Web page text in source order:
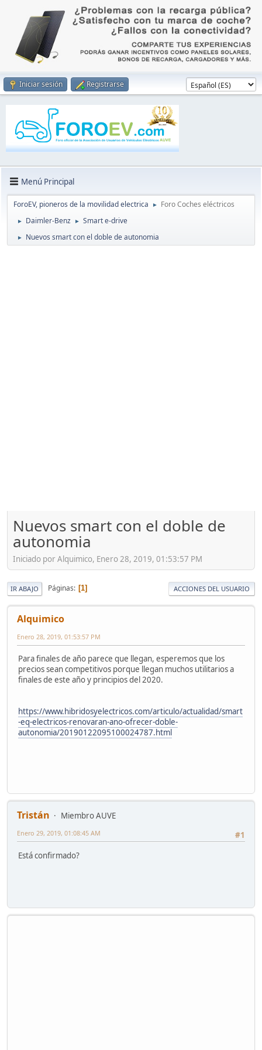
Iniciar sesión Registrarse
Menú Principal
ForoEV, pioneros de la movilidad electrica ► Foro Coches eléctricos
► Daimler-Benz ► Smart e-drive
► Nuevos smart con el doble de autonomia
Nuevos smart con el doble de
autonomia
Iniciado por Alquimico, Enero 28, 2019, 01:53:57 PM
IR ABAJO Páginas 1 ACCIONES DEL USUARIO
Alquimico
Enero 28, 2019, 01:53:57 PM
Para finales de año parece que llegan, esperemos que los
precios sean competitivos porque llegan muchos utilitarios a
finales de este año y principios del 2020.
https://www.hibridosyelectricos.com/articulo/actualidad/smart
-eq-electricos-renovaran-ano-ofrecer-doble-
autonomia/20190122095100024787.html
Tristán
Miembro AUVE
#1
Enero 29, 2019, 01:08:45 AM
Está confirmado?